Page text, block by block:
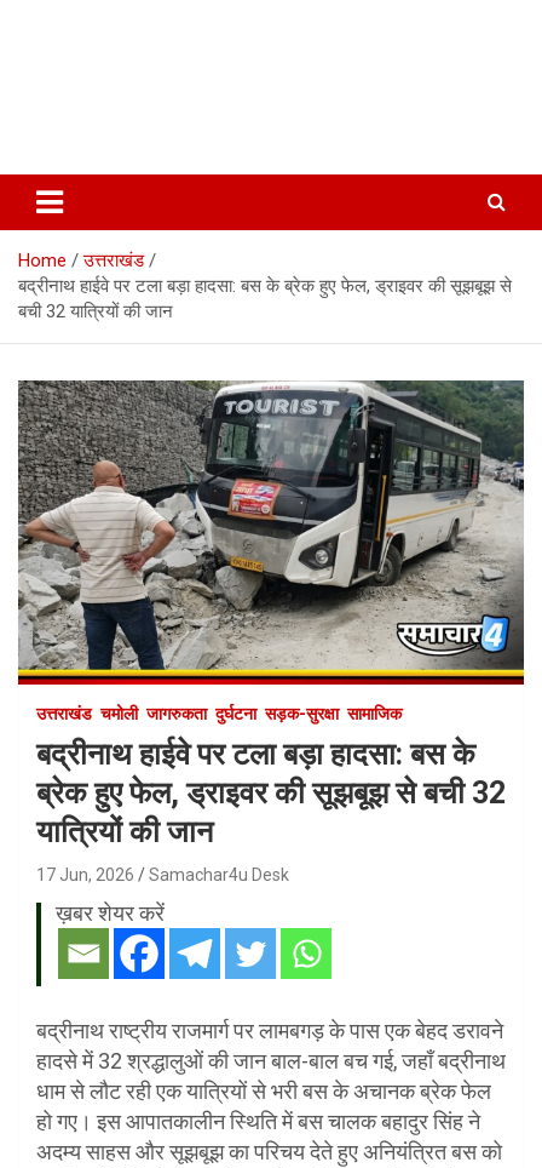
Home
उत्तराखंड
बद्रीनाथ हाईवे पर टला बड़ा हादसा: बस के ब्रेक हुए फेल, ड्राइवर की सूझबूझ से
बची 32 यात्रियों की जान
उत्तराखंड चमोली जागरुकता दुर्घटना सड़क-सुरक्षा सामाजिक
बद्रीनाथ हाईवे पर टला बड़ा हादसा: बस के
ब्रेक हुए फेल, ड्राइवर की सूझबूझ से बची 32
यात्रियों की जान
17 Jun, 2026 Samachar4u Desk
ख़बर शेयर करें
बद्रीनाथ राष्ट्रीय राजमार्ग पर लामबगड़ के पास एक बेहद डरावने
हादसे में 32 श्रद्धालुओं की जान बाल-बाल बच गई, जहाँ बद्रीनाथ
धाम से लौट रही एक यात्रियों से भरी बस के अचानक ब्रेक फेल
हो गए। इस आपातकालीन स्थिति में बस चालक बहादुर सिंह ने
अदम्य साहस और सूझबूझ का परिचय देते हुए अनियंत्रित बस को